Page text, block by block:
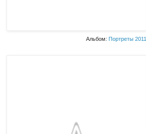
Альбом: Портреты 2011